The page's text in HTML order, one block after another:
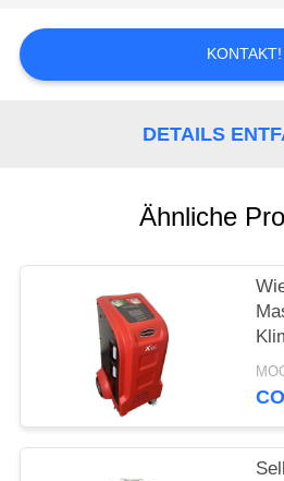
ZITAT
SITEMAP
KONTAKT!
DETAILS
Ähnliche